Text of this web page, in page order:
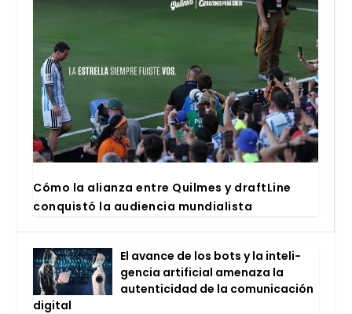
Cómo la alian­za entre Quil­mes y draftLi­ne
con­quis­tó la audien­cia mun­dia­lis­ta
El avan­ce de los bots y la inte­li­
gen­cia arti­fi­cial ame­na­za la
auten­ti­ci­dad de la comu­ni­ca­ción
digi­tal